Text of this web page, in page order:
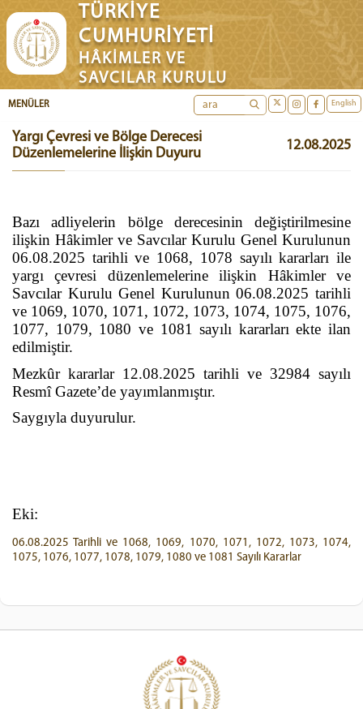
TÜRKİYE
CUMHURİYETİ
HÂKİMLER VE
SAVCILAR KURULU
English
MENÜLER
Yargı Çevresi ve Bölge Derecesi
Düzenlemelerine İlişkin Duyuru
12.08.2025
Bazı adliyelerin bölge derecesinin değiştirilmesine
ilişkin Hâkimler ve Savcılar Kurulu Genel Kurulunun
06.08.2025 tarihli ve 1068, 1078 sayılı kararları ile
yargı çevresi düzenlemelerine ilişkin Hâkimler ve
Savcılar Kurulu Genel Kurulunun 06.08.2025 tarihli
ve 1069, 1070, 1071, 1072, 1073, 1074, 1075, 1076,
1077, 1079, 1080 ve 1081 sayılı kararları ekte ilan
edilmiştir.
Mezkûr kararlar 12.08.2025 tarihli ve 32984 sayılı
Resmî Gazete’de yayımlanmıştır.
Saygıyla duyurulur.
Eki:
06.08.2025 Tarihli ve 1068, 1069, 1070, 1071, 1072, 1073, 1074,
1075, 1076, 1077, 1078, 1079, 1080 ve 1081 Sayılı Kararlar